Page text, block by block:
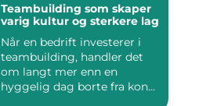
Teambuilding som skaper
varig kultur og sterkere lag
Når en bedrift investerer i
teambuilding, handler det
om langt mer enn en
hyggelig dag borte fra kon...